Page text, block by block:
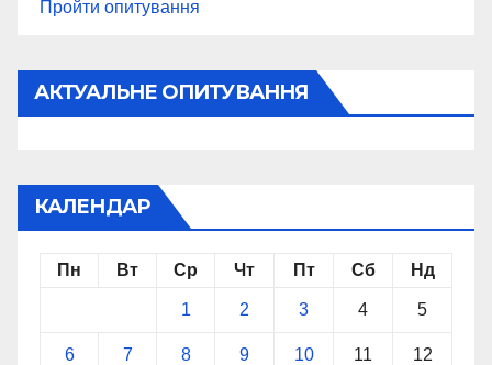
Пройти опитування
АКТУАЛЬНЕ ОПИТУВАННЯ
КАЛЕНДАР
Пн Вт Ср Чт Пт Сб Нд
1 2 3 4 5
6 7 8 9 10 11 12